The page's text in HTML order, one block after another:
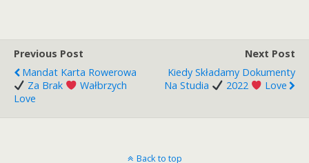
Previous Post
Mandat Karta Rowerowa
Za Brak
Wałbrzych
Love
Next Post
Kiedy Składamy Dokumenty
Na Studia
2022 Love
Back to top